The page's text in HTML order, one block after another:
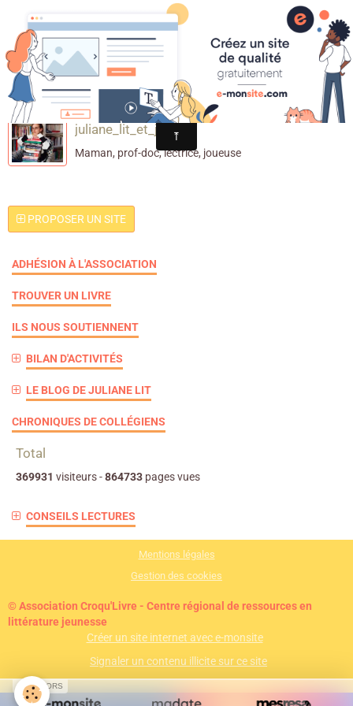
Croqu'livre
Bookstagram jeunesse
juliane_lit_et_joue
Maman, prof-doc, lectrice, joueuse
PROPOSER UN SITE
ADHÉSION À L'ASSOCIATION
TROUVER UN LIVRE
ILS NOUS SOUTIENNENT
BILAN D'ACTIVITÉS
LE BLOG DE JULIANE LIT
CHRONIQUES DE COLLÉGIENS
Total
369931 visiteurs -864733 pages vues
CONSEILS LECTURES
Mentions légales
Gestion des cookies
© Association Croqu'Livre - Centre régional de ressources en
littérature jeunesse
Créer un site internet avec e-monsite
Signaler un contenu illicite sur ce site
SPONSORS